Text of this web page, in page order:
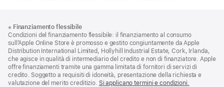
di
pagina
a
piè
di
pagina
※ Finanziamento flessibile
Condizioni del finanziamento flessibile: il finanziamento al consumo
sull’Apple Online Store è promosso e gestito congiuntamente da Apple
Distribution International Limited, Hollyhill Industrial Estate, Cork, Irlanda,
che agisce in qualità di intermediario del credito e non di finanziatore. Apple
offre finanziamenti tramite una gamma limitata di fornitori di servizi di
credito. Soggetto a requisiti di idoneità, presentazione della richiesta e
valutazione del merito creditizio. Si applicano termini e condizioni.